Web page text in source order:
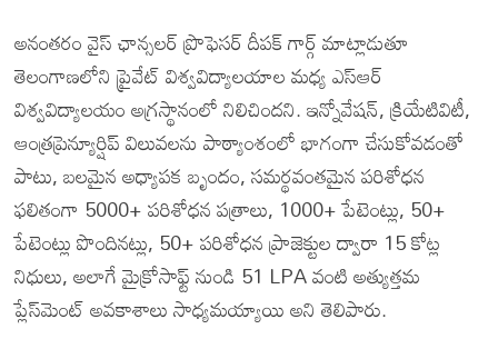
అనంతరం వైస్ ఛాన్సలర్ ప్రొఫెసర్ దీపక్ గార్గ్ మాట్లాడుతూ
తెలంగాణలోని ప్రైవేట్ విశ్వవిద్యాలయాల మధ్య ఎస్ఆర్
విశ్వవిద్యాలయం అగ్రస్థానంలో నిలిచిందని. ఇన్నోవేషన్, క్రియేటివిటీ,
ఆంత్రప్రెన్యూర్షిప్‌ విలువలను పాఠ్యాంశంలో భాగంగా చేసుకోవడంతో
పాటు, బలమైన అధ్యాపక బృందం, సమర్థవంతమైన పరిశోధన
ఫలితంగా 5000+ పరిశోధన పత్రాలు, 1000+ పేటెంట్లు, 50+
పేటెంట్లు పొందినట్లు, 50+ పరిశోధన ప్రాజెక్టుల ద్వారా 15 కోట్ల
నిధులు, అలాగే మైక్రోసాఫ్ట్ నుండి 51 LPA వంటి అత్యుత్తమ
ప్లేస్‌మెంట్ అవకాశాలు సాధ్యమయ్యాయి అని తెలిపారు.